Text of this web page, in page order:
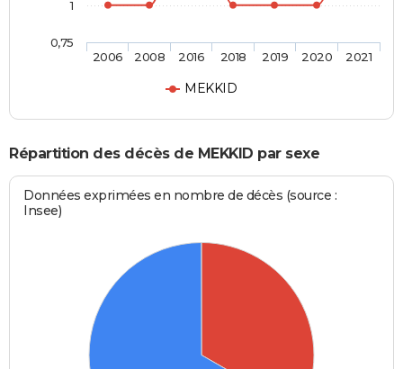
MEKKID
2006 2008 2016 2018 2019 2020 2021
0,75
1
Répartition des décès de MEKKID par sexe
Données exprimées en nombre de décès (source :
Insee)